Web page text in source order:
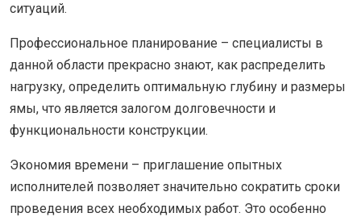
ситуаций.
Профессиональное планирование – специалисты в
данной области прекрасно знают, как распределить
нагрузку, определить оптимальную глубину и размеры
ямы, что является залогом долговечности и
функциональности конструкции.
Экономия времени – приглашение опытных
исполнителей позволяет значительно сократить сроки
проведения всех необходимых работ. Это особенно